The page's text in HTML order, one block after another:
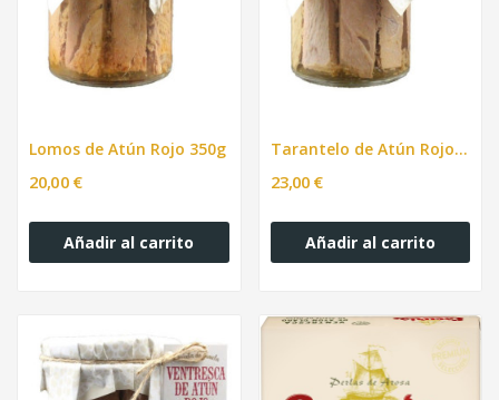
Lomos de Atún Rojo 350g
20,00 €
Añadir al carrito
Tarantelo de Atún Rojo 350g
23,00 €
Añadir al carrito